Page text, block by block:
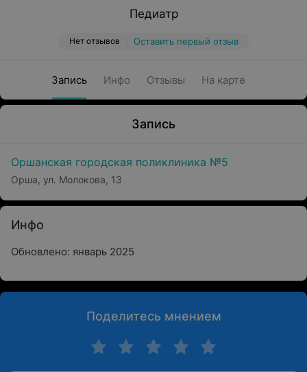
Педиатр
Нет отзывов Оставить первый отзыв
Запись Инфо Отзывы На карте
Запись
Оршанская городская поликлиника №5
Орша, ул. Молокова, 13
Инфо
Обновлено: январь 2025
Поделитесь мнением